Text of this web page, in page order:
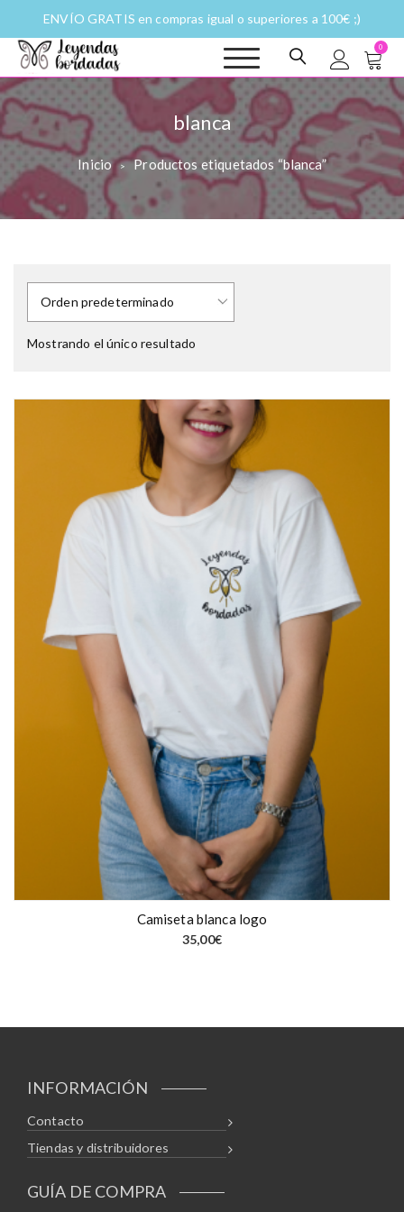
ENVÍO GRATIS en compras igual o superiores a 100€ ;)
Leyendas
bordadas |
Historias
fantásticas a
puntadas
Moda y complementos
0
blanca
Inicio > Productos etiquetados “blanca”
Mostrando el único resultado
Camiseta blanca logo
35,00€
INFORMACIÓN
Contacto
Tiendas y distribuidores
GUÍA DE COMPRA